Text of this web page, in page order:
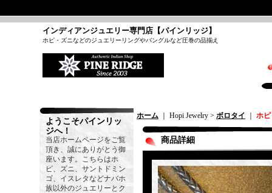
インディアンジュエリー専門店【パインリッジ】
ホピ・ズニなどのジュエリーリングやバングルなど圧巻の品揃え
ようこそパインリッ
ジへ！
当店ホームページをご覧
頂き、誠にありがとう御
座います。こちらはホ
ピ、ズニ、サントドミン
ゴ、イスレタなどナバホ
族以外のジュエリーとク
ホーム ｜ Hopi Jewelry > ボロタイ ホ
商品詳細